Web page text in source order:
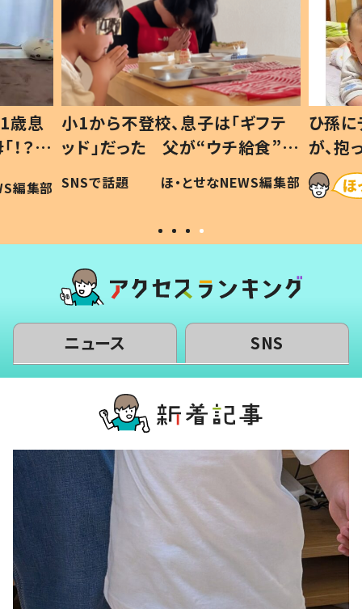
歳息
？」
編集部
小1から不登校、息子は「ギフテ
ッド」だった 父が“ウチ給食”を
作り続ける理由とは #令和の親
#令和の子
SNSで話題 ほ・とせなNEWS編集部
ひ孫
が、
「涙が
い」
ニュース SNS